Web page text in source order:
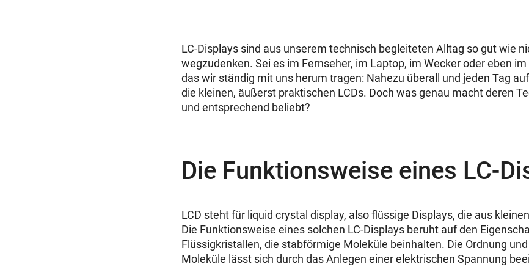
LC-Displays sind aus unserem technisch begleiteten Alltag so gut wie
wegzudenken. Sei es im Fernseher, im Laptop, im Wecker oder eben
das wir ständig mit uns herum tragen: Nahezu überall und jeden Tag
die kleinen, äußerst praktischen LCDs. Doch was genau macht deren
und entsprechend beliebt?
Die Funktionsweise eines LC-
LCD steht für liquid crystal display, also flüssige Displays, die aus
Die Funktionsweise eines solchen LC-Displays beruht auf den
Flüssigkristallen, die stabförmige Moleküle beinhalten. Die Ordnung
Moleküle lässt sich durch das Anlegen einer elektrischen Spannung